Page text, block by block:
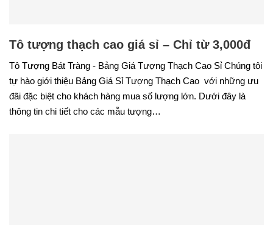
Tô tượng thạch cao giá sỉ – Chỉ từ 3,000đ
Tô Tượng Bát Tràng - Bảng Giá Tượng Thạch Cao Sỉ Chúng tôi
tự hào giới thiệu Bảng Giá Sỉ Tượng Thạch Cao với những ưu
đãi đặc biệt cho khách hàng mua số lượng lớn. Dưới đây là
thông tin chi tiết cho các mẫu tượng…